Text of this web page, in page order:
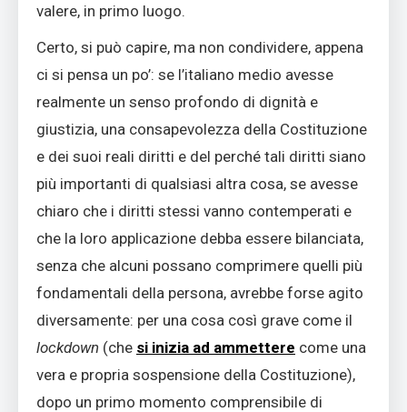
valere, in primo luogo.
Certo, si può capire, ma non condividere, appena
ci si pensa un po’: se l’italiano medio avesse
realmente un senso profondo di dignità e
giustizia, una consapevolezza della Costituzione
e dei suoi reali diritti e del perché tali diritti siano
più importanti di qualsiasi altra cosa, se avesse
chiaro che i diritti stessi vanno contemperati e
che la loro applicazione debba essere bilanciata,
senza che alcuni possano comprimere quelli più
fondamentali della persona, avrebbe forse agito
diversamente: per una cosa così grave come il
lockdown (che si inizia ad ammettere come una
vera e propria sospensione della Costituzione),
dopo un primo momento comprensibile di